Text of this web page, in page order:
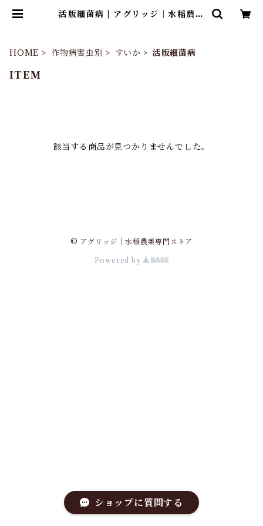
活版細菌病 | アグリッジ｜水稲農薬
HOME 作物病害虫別 すいか 活版細菌病
ITEM
該当する商品が見つかりませんでした。
© アグリッジ｜水稲農薬専門ストア
Powered by
ショップに質問する